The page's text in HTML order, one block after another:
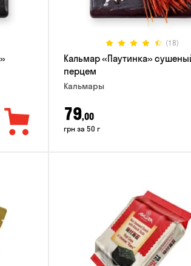
(18)
Кальмар «Паутинка»
перцем
Кальмары
79,00
грн за 50 г